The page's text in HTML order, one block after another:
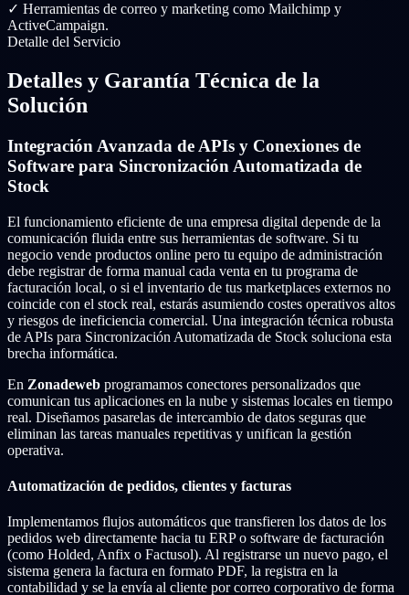
✓ Herramientas de correo y marketing como Mailchimp y
ActiveCampaign.
Detalle del Servicio
Detalles y Garantía Técnica de la
Solución
Integración Avanzada de APIs y Conexiones de
Software para Sincronización Automatizada de
Stock
El funcionamiento eficiente de una empresa digital depende de la
comunicación fluida entre sus herramientas de software. Si tu
negocio vende productos online pero tu equipo de administración
debe registrar de forma manual cada venta en tu programa de
facturación local, o si el inventario de tus marketplaces externos no
coincide con el stock real, estarás asumiendo costes operativos altos
y riesgos de ineficiencia comercial. Una integración técnica robusta
de APIs para Sincronización Automatizada de Stock soluciona esta
brecha informática.
En Zonadeweb programamos conectores personalizados que
comunican tus aplicaciones en la nube y sistemas locales en tiempo
real. Diseñamos pasarelas de intercambio de datos seguras que
eliminan las tareas manuales repetitivas y unifican la gestión
operativa.
Automatización de pedidos, clientes y facturas
Implementamos flujos automáticos que transfieren los datos de los
pedidos web directamente hacia tu ERP o software de facturación
(como Holded, Anfix o Factusol). Al registrarse un nuevo pago, el
sistema genera la factura en formato PDF, la registra en la
contabilidad y se la envía al cliente por correo corporativo de forma